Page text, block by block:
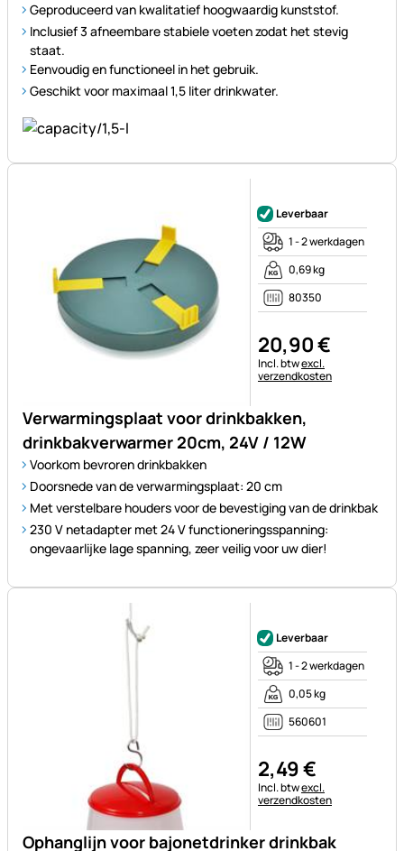
Geproduceerd van kwalitatief hoogwaardig kunststof.
Inclusief 3 afneembare stabiele voeten zodat het stevig
staat.
Eenvoudig en functioneel in het gebruik.
Geschikt voor maximaal 1,5 liter drinkwater.
Verwarmingsplaat voor drinkbakken,
drinkbakverwarmer 20cm, 24V / 12W
Voorkom bevroren drinkbakken
Doorsnede van de verwarmingsplaat: 20 cm
Met verstelbare houders voor de bevestiging van de drinkbak
230 V netadapter met 24 V functioneringsspanning:
ongevaarlijke lage spanning, zeer veilig voor uw dier!
Leverbaar
1 - 2 werkdagen
0,69 kg
80350
20,90€
Belastinginformatie:
Incl. btwexcl.
verzendkosten
Ophanglijn voor bajonetdrinker drinkbak
Leverbaar
1 - 2 werkdagen
0,05 kg
560601
2,49€
Belastinginformatie:
Incl. btwexcl.
verzendkosten